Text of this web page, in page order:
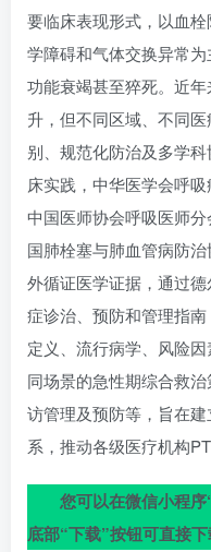
要临床表现形式，以血
学障碍和气体交换异常
功能衰竭甚至猝死。近
升，但不同区域、不同
别、规范化防治及多学
床实践，中华医学会呼吸
中国医师协会呼吸医师
国肺栓塞与肺血管病防
外循证医学证据，通过
症诊治、预防和管理指
定义、流行病学、风险
同场景的急性期综合救
访管理及预防等，旨在
系，推动各级医疗机构
您可以在微信小程序
底部“下载”按钮可直接